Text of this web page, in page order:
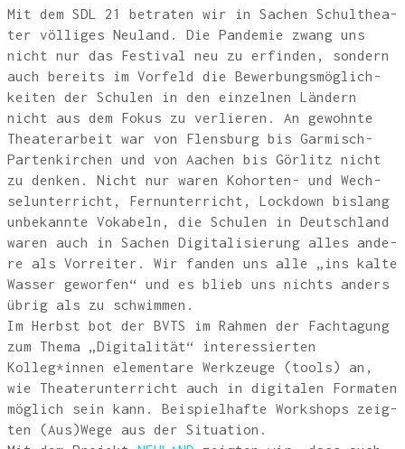
Mit dem SDL 21 betra­ten wir in Sachen Schul­thea­
ter völ­li­ges Neu­land. Die Pan­de­mie zwang uns
nicht nur das Fes­ti­val neu zu erfin­den, son­dern
auch bereits im Vor­feld die Bewer­bungs­mög­lich­
kei­ten der Schu­len in den ein­zel­nen Län­dern
nicht aus dem Fokus zu ver­lie­ren. An gewohn­te
Thea­ter­ar­beit war von Flens­burg bis Gar­misch-
Par­ten­kir­chen und von Aachen bis Gör­litz nicht
zu den­ken. Nicht nur waren Kohor­ten- und Wech­
sel­un­ter­richt, Fern­un­ter­richt, Lock­down bis­lang
unbe­kann­te Voka­beln, die Schu­len in Deutsch­land
waren auch in Sachen Digi­ta­li­sie­rung alles ande­
re als Vor­rei­ter. Wir fan­den uns alle „ins kal­te
Was­ser gewor­fen“ und es blieb uns nichts anders
übrig als zu schwim­men.
Im Herbst bot der BVTS im Rah­men der Fach­ta­gung
zum The­ma „Digi­ta­li­tät“ inter­es­sier­ten
Kolleg*innen ele­men­ta­re Werk­zeu­ge (tools) an,
wie Thea­ter­un­ter­richt auch in digi­ta­len For­ma­ten
mög­lich sein kann. Bei­spiel­haf­te Work­shops zeig­
ten (Aus)Wege aus der Situa­ti­on.